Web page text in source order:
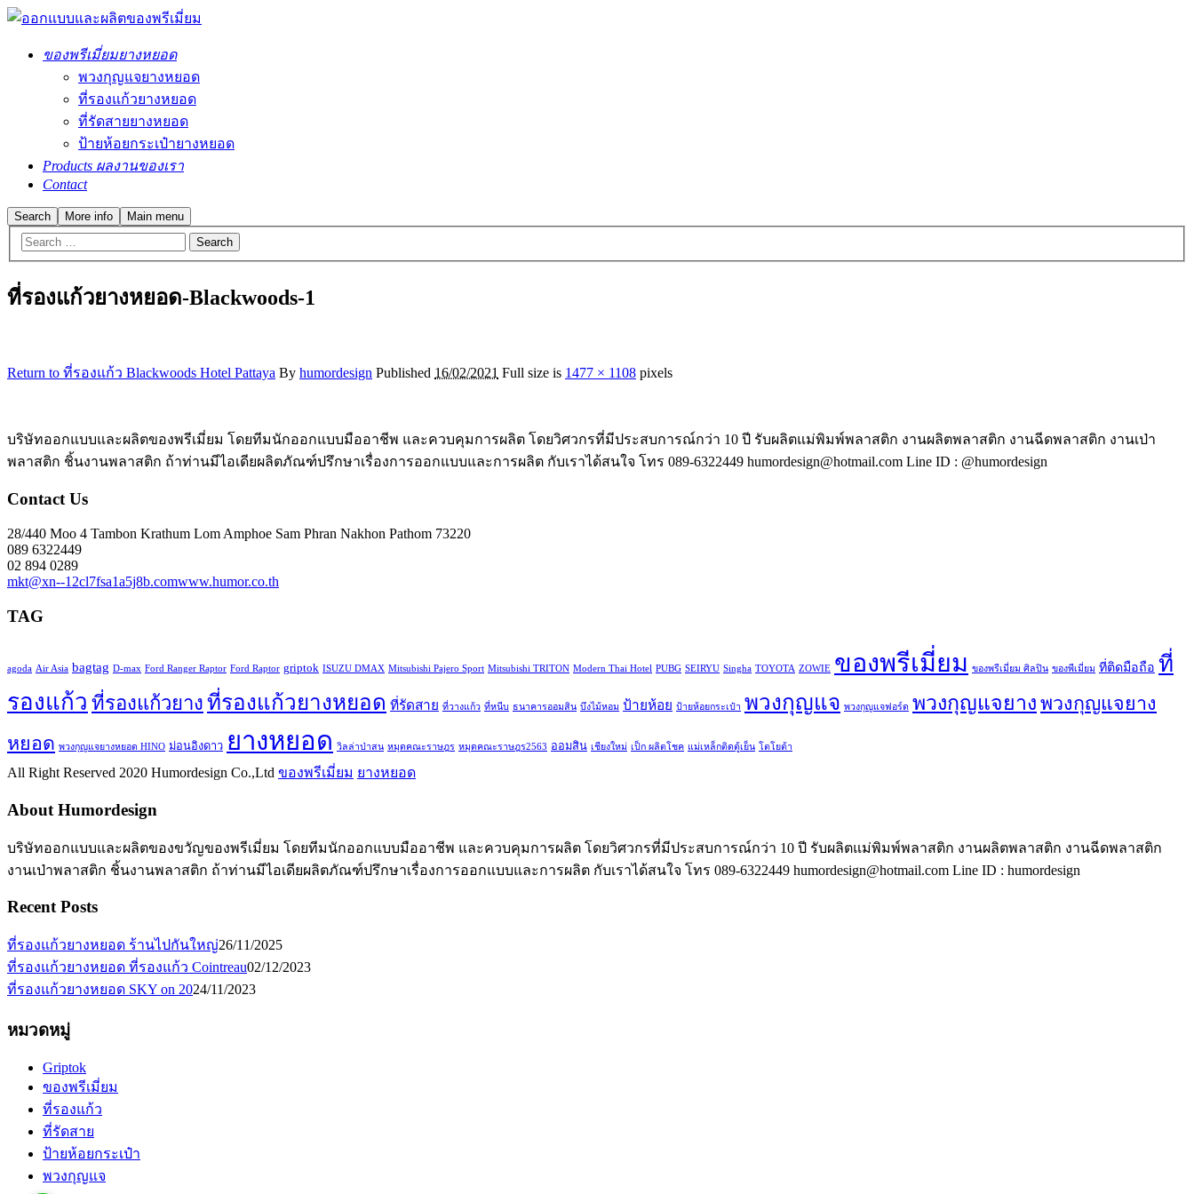
ของพรีเมี่ยมยางหยอด
พวงกุญแจยางหยอด
ที่รองแก้วยางหยอด
ที่รัดสายยางหยอด
ป้ายห้อยกระเป๋ายางหยอด
Products ผลงานของเรา
Contact
Search More info Main menu
ที่รองแก้วยางหยอด-Blackwoods-1
Return to ที่รองแก้ว Blackwoods Hotel Pattaya By humordesign Published 16/02/2021 Full size is 1477 × 1108 pixels
บริษัทออกแบบและผลิตของพรีเมี่ยม โดยทีมนักออกแบบมืออาชีพ และควบคุมการผลิต โดยวิศวกรที่มีประสบการณ์กว่า 10 ปี รับผลิตแม่พิมพ์พลาสติก งานผลิตพลาสติก งานฉีดพลาสติก งานเป่า
พลาสติก ชิ้นงานพลาสติก ถ้าท่านมีไอเดียผลิตภัณฑ์ปรึกษาเรื่องการออกแบบและการผลิต กับเราได้สนใจ โทร 089-6322449 humordesign@hotmail.com Line ID : @humordesign
Contact Us
28/440 Moo 4 Tambon Krathum Lom Amphoe Sam Phran Nakhon Pathom 73220
089 6322449
02 894 0289
mkt@xn--12cl7fsa1a5j8b.comwww.humor.co.th
TAG
agoda Air Asia bagtag D-max Ford Ranger Raptor Ford Raptor griptok ISUZU DMAX Mitsubishi Pajero Sport Mitsubishi TRITON Modern Thai Hotel PUBG SEIRYU Singha TOYOTA ZOWIE ของพรีเมี่ยม ของพรีเมี่ยม ศิลปิน ของพีเมี่ยม ที่ติดมือถือ ที่
รองแก้ว ที่รองแก้วยาง ที่รองแก้วยางหยอด ที่รัดสาย ที่วางแก้ว ที่หนีบ ธนาคารออมสิน บึงไม้หอม ป้ายห้อย ป้ายห้อยกระเป๋า พวงกุญแจ พวงกุญแจฟอร์ด พวงกุญแจยาง พวงกุญแจยาง
หยอด พวงกุญแจยางหยอด HINO ม่อนอิงดาว ยางหยอด วิลล่าป่าสน หมุดคณะราษฎร หมุดคณะราษฎร2563 ออมสิน เชียงใหม่ เป็ก ผลิตโชค แม่เหล็กติดตู้เย็น โตโยต้า
All Right Reserved 2020 Humordesign Co.,Ltd ของพรีเมี่ยม ยางหยอด
About Humordesign
บริษัทออกแบบและผลิตของขวัญของพรีเมี่ยม โดยทีมนักออกแบบมืออาชีพ และควบคุมการผลิต โดยวิศวกรที่มีประสบการณ์กว่า 10 ปี รับผลิตแม่พิมพ์พลาสติก งานผลิตพลาสติก งานฉีดพลาสติก
งานเป่าพลาสติก ชิ้นงานพลาสติก ถ้าท่านมีไอเดียผลิตภัณฑ์ปรึกษาเรื่องการออกแบบและการผลิต กับเราได้สนใจ โทร 089-6322449 humordesign@hotmail.com Line ID : humordesign
Recent Posts
ที่รองแก้วยางหยอด ร้านไปกันใหญ่26/11/2025
ที่รองแก้วยางหยอด ที่รองแก้ว Cointreau02/12/2023
ที่รองแก้วยางหยอด SKY on 2024/11/2023
หมวดหมู่
Griptok
ของพรีเมี่ยม
ที่รองแก้ว
ที่รัดสาย
ป้ายห้อยกระเป๋า
พวงกุญแจ